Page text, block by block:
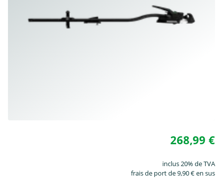
268,99 €
inclus 20% de TVA
frais de port de 9,90 € en sus